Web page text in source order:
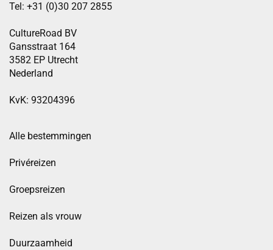
Tel: +31 (0)30 207 2855
CultureRoad BV
Gansstraat 164
3582 EP Utrecht
Nederland
KvK: 93204396
Alle bestemmingen
Privéreizen
Groepsreizen
Reizen als vrouw
Duurzaamheid